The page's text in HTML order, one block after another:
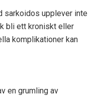
sarkoidos upplever inte
bli ett kroniskt eller
komplikationer kan
en grumling av